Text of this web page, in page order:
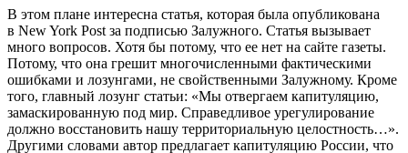
В этом плане интересна статья, которая была опубликована
в New York Post за подписью Залужного. Статья вызывает
много вопросов. Хотя бы потому, что ее нет на сайте газеты.
Потому, что она грешит многочисленными фактическими
ошибками и лозунгами, не свойственными Залужному. Кроме
того, главный лозунг статьи: «Мы отвергаем капитуляцию,
замаскированную под мир. Справедливое урегулирование
должно восстановить нашу территориальную целостность…».
Другими словами автор предлагает капитуляцию России, что